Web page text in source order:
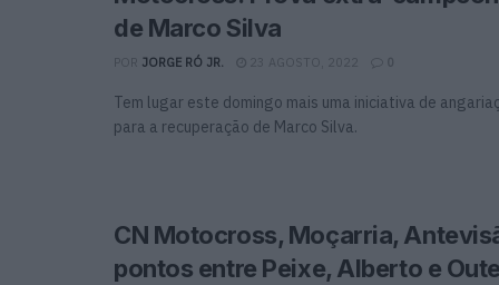
de Marco Silva
JORGE RÓ JR. 23 AGOSTO, 2022 0
Tem lugar este domingo mais uma iniciativa de
para a recuperação de Marco Silva.
CN Motocross, Moçarria,
pontos entre Peixe, Alberto e